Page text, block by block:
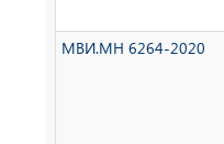
МВИ.МН 6264-2020